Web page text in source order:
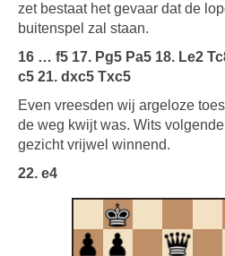
zet bestaat het gevaar dat de
buitenspel zal staan.
16 … f5 17. Pg5 Pa5 18. Le2
c5 21. dxc5 Txc5
Even vreesden wij argeloze
de weg kwijt was. Wits
gezicht vrijwel winnend.
22. e4